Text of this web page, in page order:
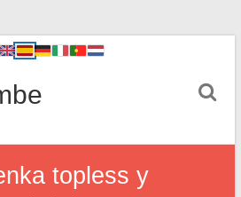
topless y